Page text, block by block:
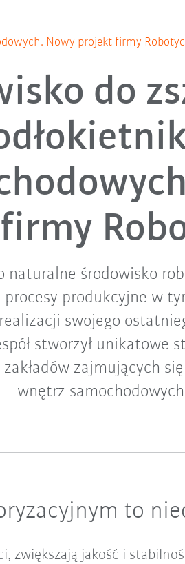
Nowy projekt firmy
do
naturalne środowisko
produkcyjne w
swojego
stworzył unikatowe
zajmujących
wnętrz
to
zwiększają jakość i